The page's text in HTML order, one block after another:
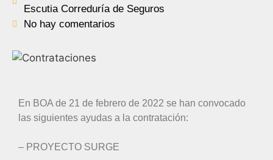
Escutia Correduría de Seguros
No hay comentarios
En BOA de 21 de febrero de 2022 se han convocado
las siguientes ayudas a la contratación:
– PROYECTO SURGE